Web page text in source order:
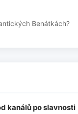
Benátkách?
kanálů po slavnosti